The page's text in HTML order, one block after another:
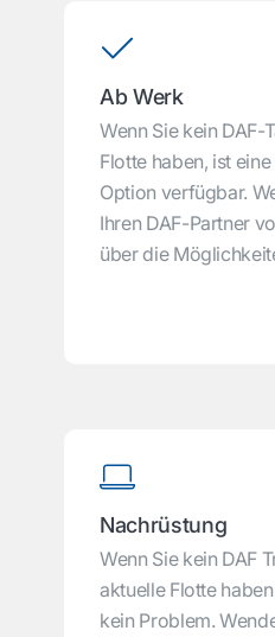
Ab Werk
Wenn Sie kein DAF-
Flotte haben, ist
Option verfügbar.
Ihren DAF-Partner
über die
Nachrüstung
Wenn Sie kein DAF
aktuelle Flotte
kein Problem.